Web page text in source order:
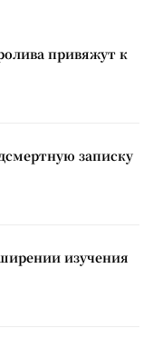
привяжут к
записку
изучения